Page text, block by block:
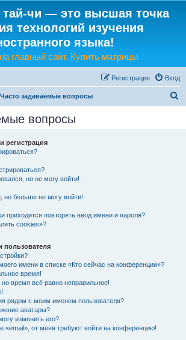
чи — это высшая точка
технологий изучения
языка!
главный сайт. Купить матрицы.
Вход
Регистрация
Часто задаваемые вопросы
вопросы
регистрация
но не могу войти!
но больше не могу войти!
приходится повторять ввод имени и пароля?
cookies»?
пользователя
имени в списке «Кто сейчас на конференции»?
время!
время всё равно неправильное!
рядом с моим именем пользователя?
аватары?
изменить его?
«email», от меня требуют войти на конференцию!